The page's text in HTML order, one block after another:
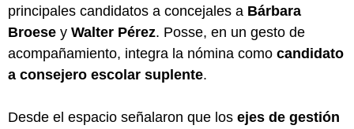
principales candidatos a concejales a Bárbara
Broese y Walter Pérez. Posse, en un gesto de
acompañamiento, integra la nómina como candidato
a consejero escolar suplente.
Desde el espacio señalaron que los ejes de gestión